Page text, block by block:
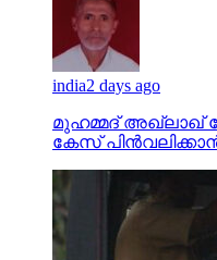
india2 days ago
മുഹമ്മദ് അഖ്‌ലാഖ്
കേസ്